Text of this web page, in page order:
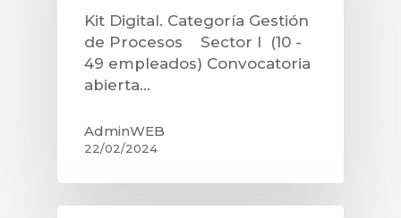
Kit Digital. Categoría Gestión
de Procesos Sector I (10 -
49 empleados) Convocatoria
abierta…
AdminWEB
22/02/2024